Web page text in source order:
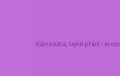
Kámasútra, tajné přání -